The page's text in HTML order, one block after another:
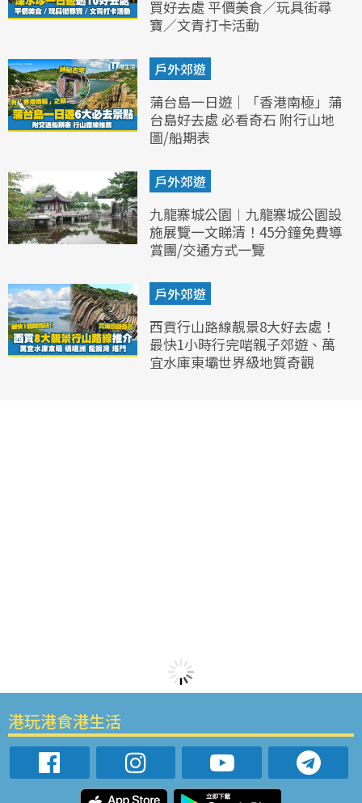
買好去處 平價美食／玩具街尋
寶／文青打卡活動
戶外郊遊
蒲台島一日遊｜「香港南極」蒲
台島好去處 必看奇石 附行山地
圖/船期表
戶外郊遊
九龍寨城公園︱九龍寨城公園設
施展覽一文睇清！45分鐘免費導
賞團/交通方式一覽
戶外郊遊
西貢行山路線靚景8大好去處！
最快1小時行完啱親子郊遊、萬
宜水庫東壩世界級地質奇觀
港玩港食港生活